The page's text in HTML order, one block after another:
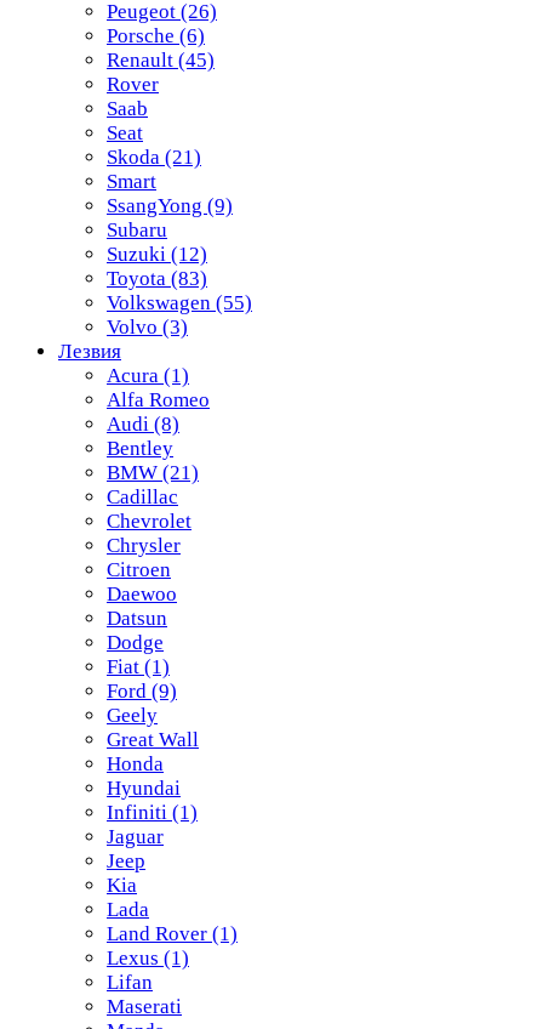
Peugeot (26)
Porsche (6)
Renault (45)
Rover
Saab
Seat
Skoda (21)
Smart
SsangYong (9)
Subaru
Suzuki (12)
Toyota (83)
Volkswagen (55)
Volvo (3)
Лезвия
Acura (1)
Alfa Romeo
Audi (8)
Bentley
BMW (21)
Cadillac
Chevrolet
Chrysler
Citroen
Daewoo
Datsun
Dodge
Fiat (1)
Ford (9)
Geely
Great Wall
Honda
Hyundai
Infiniti (1)
Jaguar
Jeep
Kia
Lada
Land Rover (1)
Lexus (1)
Lifan
Maserati